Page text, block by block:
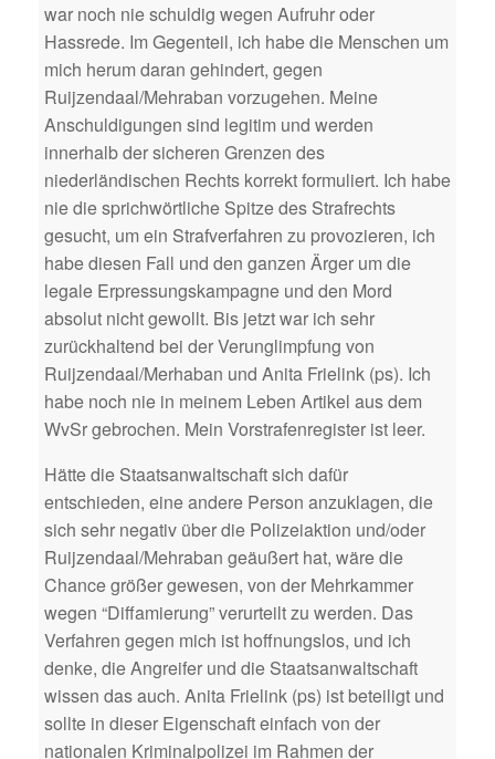
war noch nie schuldig wegen Aufruhr oder
Hassrede. Im Gegenteil, ich habe die Menschen um
mich herum daran gehindert, gegen
Ruijzendaal/Mehraban vorzugehen. Meine
Anschuldigungen sind legitim und werden
innerhalb der sicheren Grenzen des
niederländischen Rechts korrekt formuliert. Ich habe
nie die sprichwörtliche Spitze des Strafrechts
gesucht, um ein Strafverfahren zu provozieren, ich
habe diesen Fall und den ganzen Ärger um die
legale Erpressungskampagne und den Mord
absolut nicht gewollt. Bis jetzt war ich sehr
zurückhaltend bei der Verunglimpfung von
Ruijzendaal/Merhaban und Anita Frielink (ps). Ich
habe noch nie in meinem Leben Artikel aus dem
WvSr gebrochen. Mein Vorstrafenregister ist leer.
Hätte die Staatsanwaltschaft sich dafür
entschieden, eine andere Person anzuklagen, die
sich sehr negativ über die Polizeiaktion und/oder
Ruijzendaal/Mehraban geäußert hat, wäre die
Chance größer gewesen, von der Mehrkammer
wegen “Diffamierung” verurteilt zu werden. Das
Verfahren gegen mich ist hoffnungslos, und ich
denke, die Angreifer und die Staatsanwaltschaft
wissen das auch. Anita Frielink (ps) ist beteiligt und
sollte in dieser Eigenschaft einfach von der
nationalen Kriminalpolizei im Rahmen der